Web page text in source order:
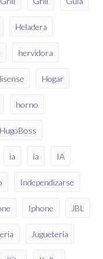
Heladera
hervidora
Hogar
horno
HugoBoss
ia ia IA
Independizarse
Iphone JBL
Jugueteria